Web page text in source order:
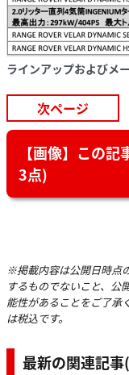
ラインアップおよびメ
次ページ
【画像】この
3点)
※掲載内容は公開日時点
するものでないこと、公
能性があることをご了承
は税込です。
最新の関連記